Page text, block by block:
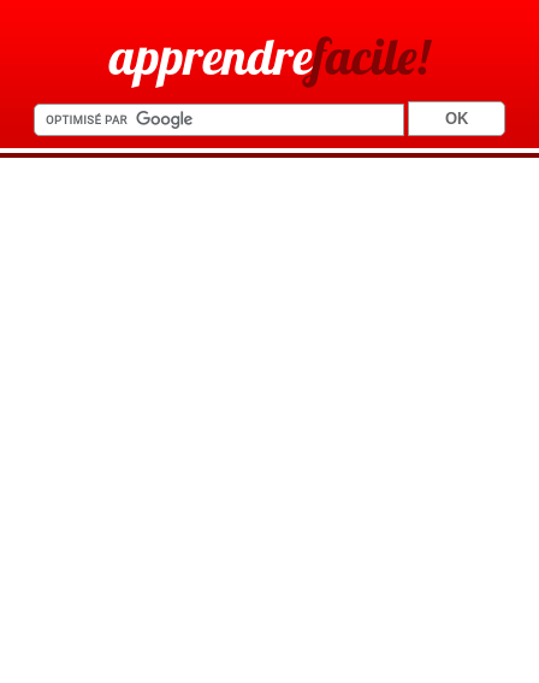
apprendrefacile!